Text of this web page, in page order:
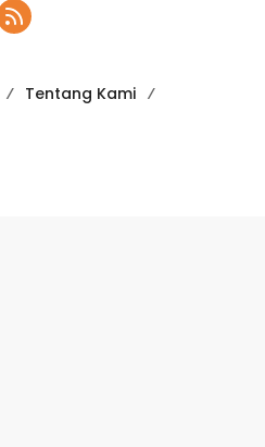
Tentang Kami